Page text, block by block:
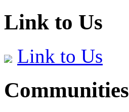
Link to Us
Link to Us
Communities